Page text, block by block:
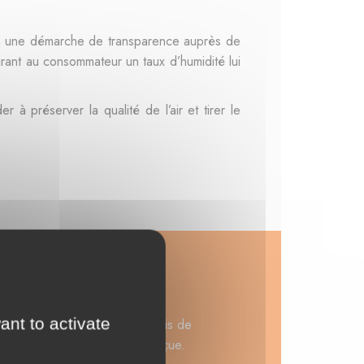
démarche de transparence auprès de
au consommateur un taux d’humidité lui
à préserver la qualité de l’air et tirer le
professionnels du bois de
avant de l'avoir reçue.
to activate